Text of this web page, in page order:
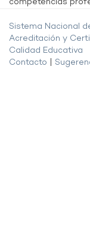
Sistema Nacional
Acreditación y
Calidad Educativa
Contacto